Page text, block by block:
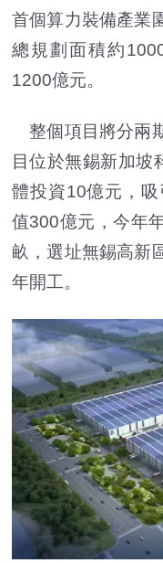
首個算力裝備產業
總規劃面積約
1200億元。
整個項目將分兩
目位於無錫新加坡
體投資10億元，
值300億元，今年
畝，選址無錫高新
年開工。